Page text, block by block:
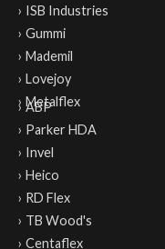
› ISB Industries
› Gummi
› Mademil
› Lovejoy
› Metalflex
› ABP
› Parker HDA
› Invel
› Heico
› RD Flex
› TB Wood's
› Centaflex